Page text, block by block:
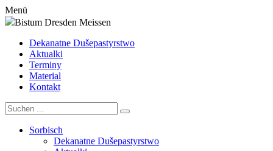
Menü
Bistum Dresden Meissen
Dekanatne Dušepastyrstwo
Aktualki
Terminy
Material
Kontakt
Sorbisch
Dekanatne Dušepastyrstwo